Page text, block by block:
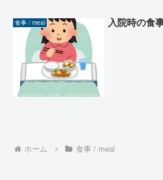
食事 / meal 入院時の食
ホーム 食事 / meal